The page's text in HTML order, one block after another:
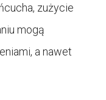
zużycie
mogą
a nawet